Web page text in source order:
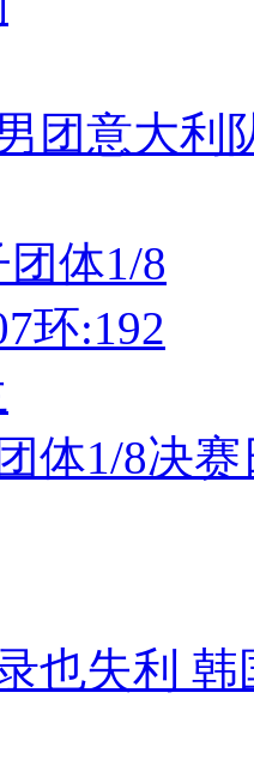
团意大利
体1/8决赛
也失利